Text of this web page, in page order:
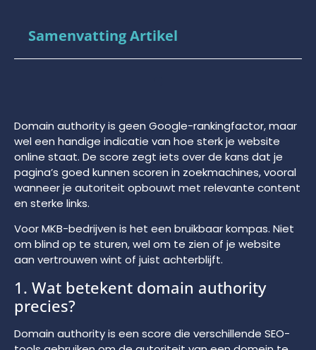
Samenvatting Artikel
Domain authority is geen Google-rankingfactor, maar
wel een handige indicatie van hoe sterk je website
online staat. De score zegt iets over de kans dat je
pagina’s goed kunnen scoren in zoekmachines, vooral
wanneer je autoriteit opbouwt met relevante content
en sterke links.
Voor MKB-bedrijven is het een bruikbaar kompas. Niet
om blind op te sturen, wel om te zien of je website
aan vertrouwen wint of juist achterblijft.
1. Wat betekent domain authority
precies?
Domain authority is een score die verschillende SEO-